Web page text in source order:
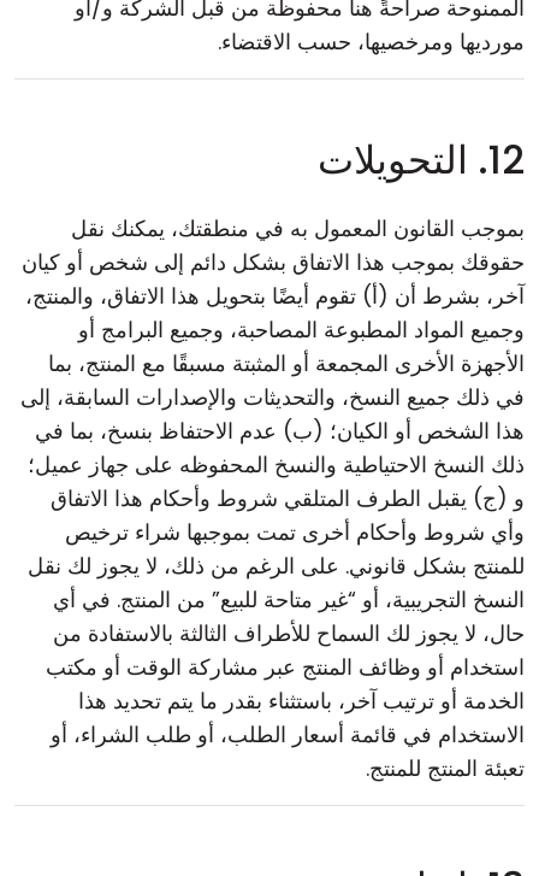
الممنوحة صراحةً هنا محفوظة من قبل الشركة و/أو
مورديها ومرخصيها، حسب الاقتضاء.
12. التحويلات
بموجب القانون المعمول به في منطقتك، يمكنك نقل
حقوقك بموجب هذا الاتفاق بشكل دائم إلى شخص أو كيان
آخر، بشرط أن (أ) تقوم أيضًا بتحويل هذا الاتفاق، والمنتج،
وجميع المواد المطبوعة المصاحبة، وجميع البرامج أو
الأجهزة الأخرى المجمعة أو المثبتة مسبقًا مع المنتج، بما
في ذلك جميع النسخ، والتحديثات والإصدارات السابقة، إلى
هذا الشخص أو الكيان؛ (ب) عدم الاحتفاظ بنسخ، بما في
ذلك النسخ الاحتياطية والنسخ المحفوظه على جهاز عميل؛
و (ج) يقبل الطرف المتلقي شروط وأحكام هذا الاتفاق
وأي شروط وأحكام أخرى تمت بموجبها شراء ترخيص
للمنتج بشكل قانوني. على الرغم من ذلك، لا يجوز لك نقل
النسخ التجريبية، أو “غير متاحة للبيع” من المنتج. في أي
حال، لا يجوز لك السماح للأطراف الثالثة بالاستفادة من
استخدام أو وظائف المنتج عبر مشاركة الوقت أو مكتب
الخدمة أو ترتيب آخر، باستثناء بقدر ما يتم تحديد هذا
الاستخدام في قائمة أسعار الطلب، أو طلب الشراء، أو
تعبئة المنتج للمنتج.